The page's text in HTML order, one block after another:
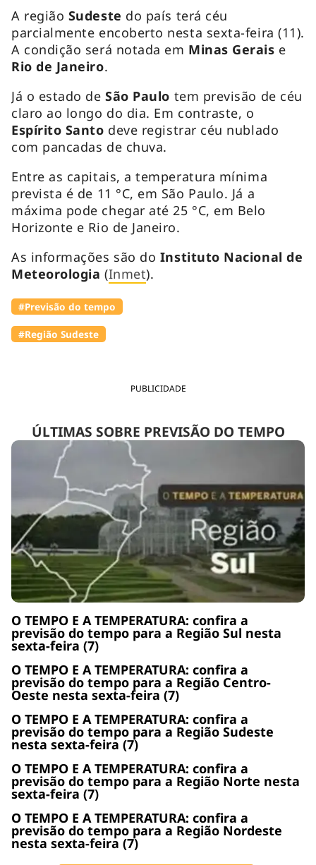
PUBLICIDADE
ÚLTIMAS SOBRE PREVISÃO DO TEMPO
O TEMPO E A TEMPERATURA: confira a
previsão do tempo para a Região Sul nesta
sexta-feira (7)
O TEMPO E A TEMPERATURA: confira a
previsão do tempo para a Região Centro-
Oeste nesta sexta-feira (7)
O TEMPO E A TEMPERATURA: confira a
previsão do tempo para a Região Sudeste
nesta sexta-feira (7)
O TEMPO E A TEMPERATURA: confira a
previsão do tempo para a Região Norte nesta
sexta-feira (7)
O TEMPO E A TEMPERATURA: confira a
previsão do tempo para a Região Nordeste
nesta sexta-feira (7)
A região Sudeste do país terá céu
parcialmente encoberto nesta sexta-feira (11).
A condição será notada em Minas Gerais e
Rio de Janeiro.
Já o estado deSão Paulo tem previsão de céu
claro ao longo do dia. Em contraste, o
Espírito Santo deve registrar céu nublado
com pancadas de chuva.
Entre as capitais, a temperatura mínima
prevista é de 11 °C, em São Paulo. Já a
máxima pode chegar até 25 °C, em Belo
Horizonte e Rio de Janeiro.
As informações são do Instituto Nacional de
Meteorologia (Inmet).
#Previsão do tempo
#Região Sudeste